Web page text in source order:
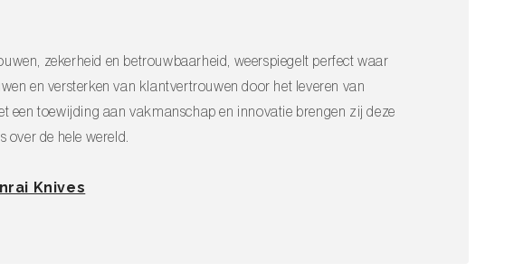
zekerheid en betrouwbaarheid, weerspiegelt perfect waar
en versterken van klantvertrouwen door het leveren van
een toewijding aan vakmanschap en innovatie brengen zij deze
de hele wereld.
Knives